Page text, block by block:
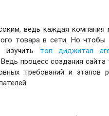
ведь каждая компания
товара в сети. Но чтобы
изучить топ диджитал
процесс создания сайта
требований и этапов